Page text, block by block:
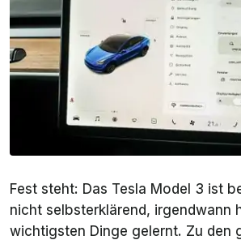
Fest steht: Das Tesla Model 3 ist
nicht selbsterklärend, irgendwann
wichtigsten Dinge gelernt. Zu den